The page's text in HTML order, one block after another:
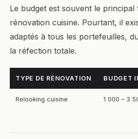
Le budget est souvent le principal
rénovation cuisine. Pourtant, il
adaptés à tous les portefeuilles,
la réfection totale.
TYPE DE RÉNOVATION BUDGET
Relooking cuisine 1 000 – 3